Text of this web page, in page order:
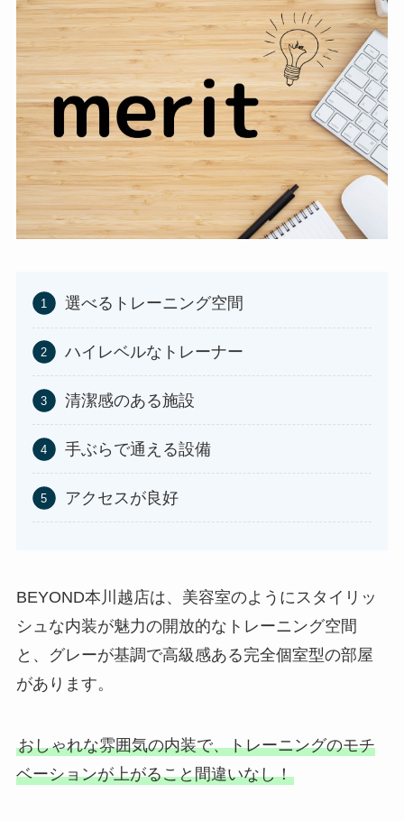
選べるトレーニング空間
ハイレベルなトレーナー
清潔感のある施設
手ぶらで通える設備
アクセスが良好
BEYOND本川越店は、美容室のようにスタイリッ
シュな内装が魅力の開放的なトレーニング空間
と、グレーが基調で高級感ある完全個室型の部屋
があります。
おしゃれな雰囲気の内装で、トレーニングのモチ
ベーションが上がること間違いなし！